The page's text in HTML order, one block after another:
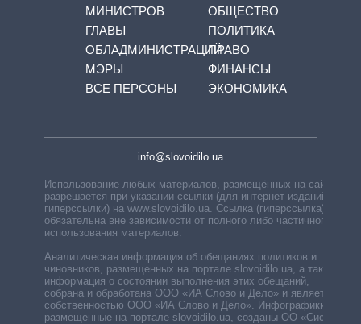
МИНИСТРОВ
ГЛАВЫ
ОБЛАДМИНИСТРАЦИЙ
МЭРЫ
ВСЕ ПЕРСОНЫ
ОБЩЕСТВО
ПОЛИТИКА
ПРАВО
ФИНАНСЫ
ЭКОНОМИКА
info@slovoidilo.ua
Использование любых материалов, размещённых на сайте,
разрешается при указании ссылки (для интернет-изданий —
гиперссылки) на www.slovoidilo.ua. Ссылка (гиперссылка)
обязательна вне зависимости от полного либо частичного
использования материалов.
Аналитическая информация об обещаниях политиков и
чиновников, размещенных на портале slovoidilo.ua, а также
информация о состоянии выполнения этих обещаний,
собрана и обработана ООО «ИА Слово и Дело» и является
собственностью ООО «ИА Слово и Дело». Инфографики,
размещенные на портале slovoidilo.ua, созданы ОО «Система